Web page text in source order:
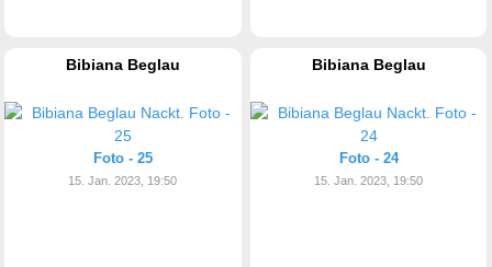
Bibiana Beglau
Foto - 25
15. Jan. 2023, 19:50
Bibiana Beglau
Foto - 24
15. Jan. 2023, 19:50